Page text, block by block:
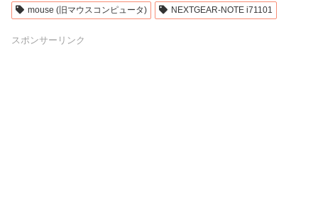
mouse (旧マウスコンピュータ) NEXTGEAR-NOTE i71101
スポンサーリンク